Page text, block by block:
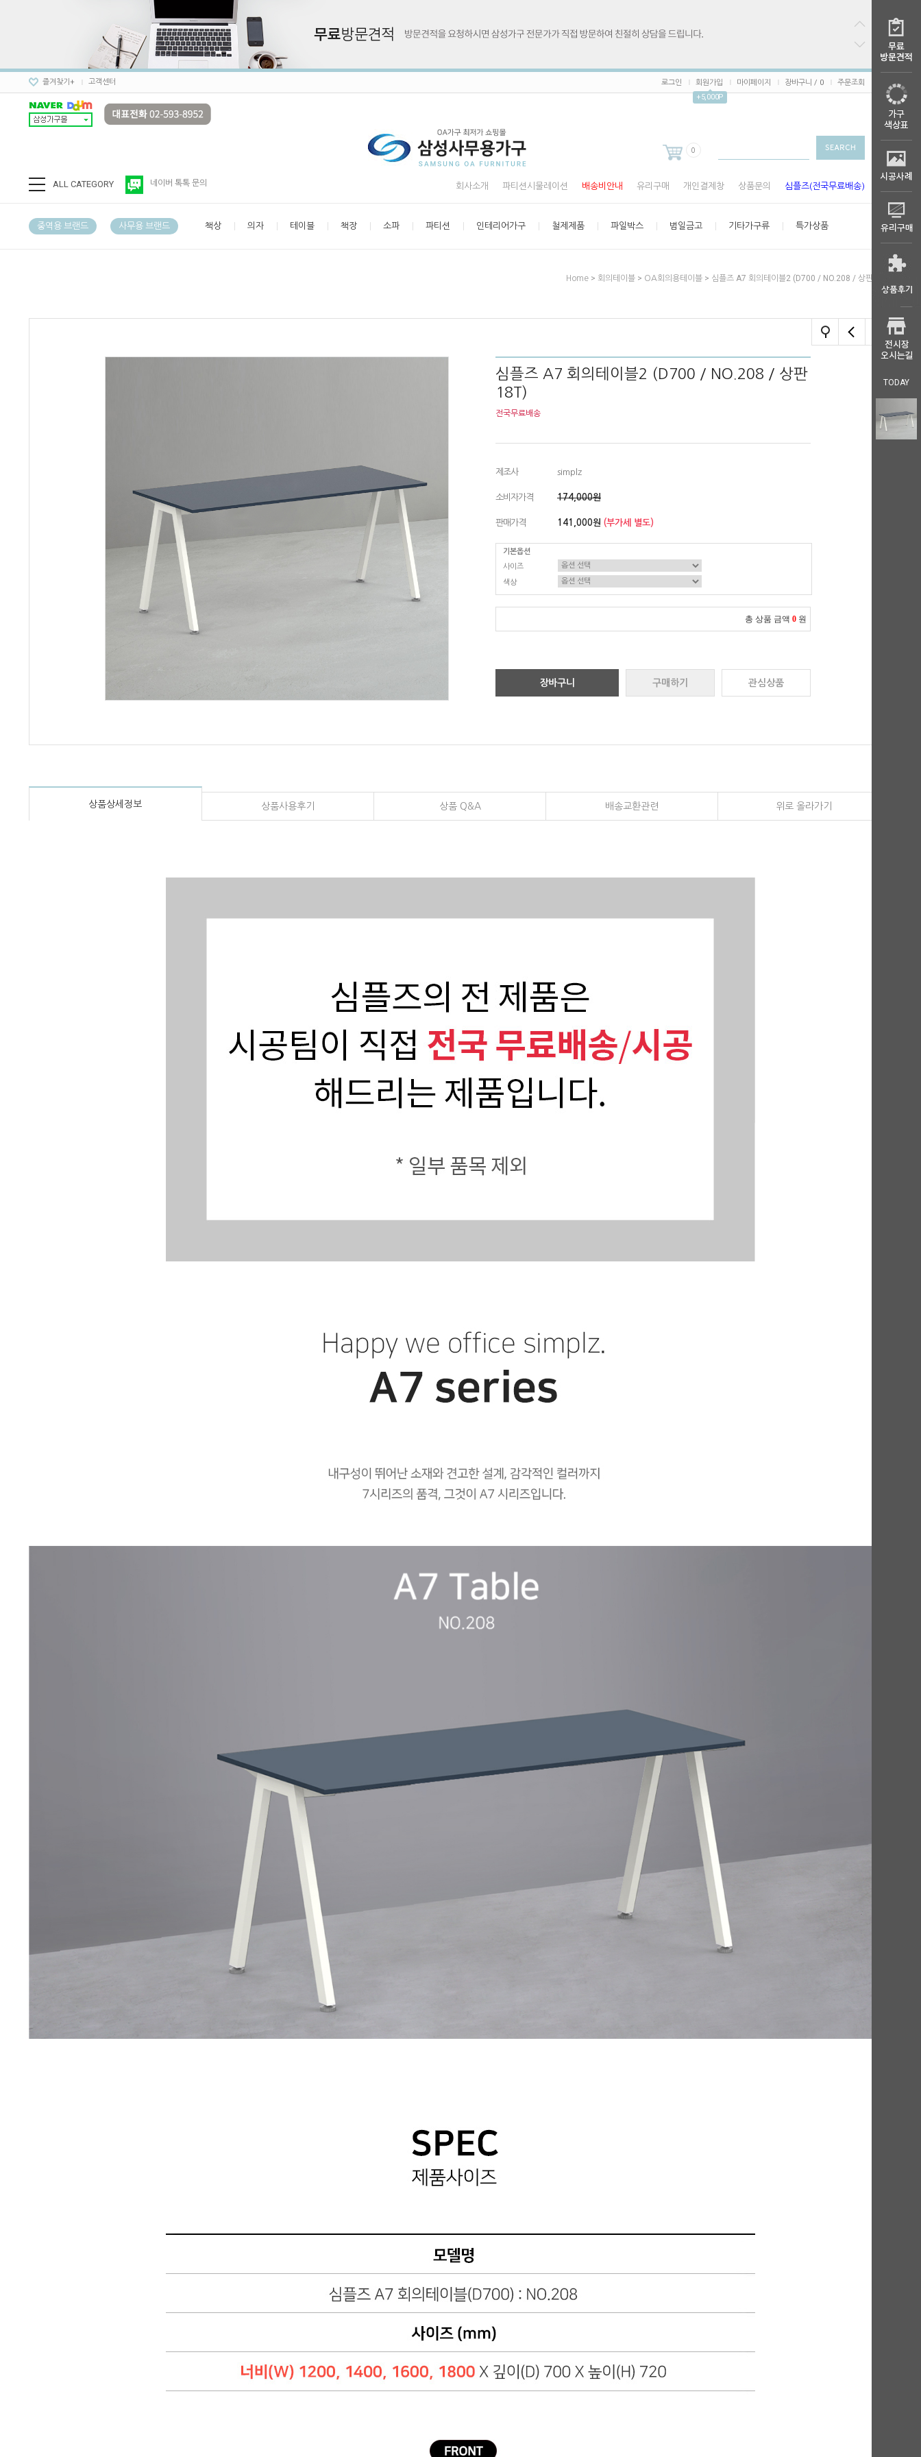
TODAY
즐겨찾기+ 고객센터 로그인
회원가입
+5,000P
마이페이지 장바구니 / 0 주문조회
ALL CATEGORY 네이버 톡톡 문의 회사소개 파티션시물레이션 배송비안내 유리구매 개인결제창 상품문의 심플즈(전국무료배송)
0
중역용 브랜드 사무용 브랜드 책상 의자 테이블 책장 소파 파티션 인테리어가구 철제제품 파일박스 범일금고 기타가구류 특가상품
Home > 회의테이블 > OA회의용테이블 > 심플즈 A7 회의테이블2 (D700 / NO.208 / 상판 18T)
심플즈 A7 회의테이블2 (D700 / NO.208 / 상판
18T)
전국무료배송
제조사 simplz
소비자가격 174,000원
판매가격 141,000원 (부가세 별도)
기본옵션
사이즈
색상
총 상품 금액 0 원
장바구니 구매하기 관심상품
상품상세정보 상품사용후기 상품 Q&A 배송교환관련 위로 올라가기